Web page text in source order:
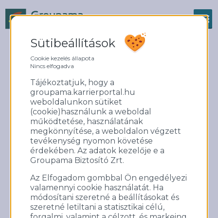
Sütibeállítások
Cookie kezelés állapota
Nincs elfogadva
Tájékoztatjuk, hogy a
groupama.karrierportal.hu
weboldalunkon sütiket
(cookie)használunk a weboldal
működtetése, használatának
megkönnyítése, a weboldalon végzett
tevékenység nyomon követése
érdekében. Az adatok kezelője e a
Groupama Biztosító Zrt.
Az Elfogadom gombbal Ön engedélyezi
valamennyi cookie használatát. Ha
módosítani szeretné a beállításokat és
szeretné letiltani a statisztikai célú,
IDÉN IS ADOMÁNYOZÁSSAL
ÜNNEPELTÜNK
Adni szeretünk a legjobban!